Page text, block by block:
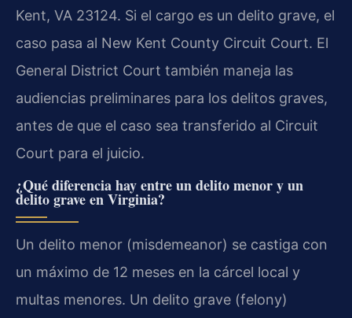
Kent, VA 23124. Si el cargo es un delito grave, el
caso pasa al New Kent County Circuit Court. El
General District Court también maneja las
audiencias preliminares para los delitos graves,
antes de que el caso sea transferido al Circuit
Court para el juicio.
¿Qué diferencia hay entre un delito menor y un
delito grave en Virginia?
Un delito menor (misdemeanor) se castiga con
un máximo de 12 meses en la cárcel local y
multas menores. Un delito grave (felony)